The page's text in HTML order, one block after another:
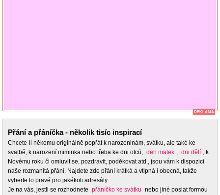
REKLAMA
Přání a přáníčka - několik tisíc inspirací
Chcete-li někomu originálně popřát k narozeninám, svátku, ale také ke
svatbě, k narození miminka nebo třeba ke dni otců, den matek , dni dětí , k
Novému roku či omluvit se, pozdravit, poděkovat atd., jsou vám k dispozici
naše rozmanitá přání. Najdete zde přání krátká a vtipná i obecná, takže
vyberte to pravé pro jakékoli adresáty.
Je na vás, jestli se rozhodnete přáníčko ke svátku nebo jiné poslat formou